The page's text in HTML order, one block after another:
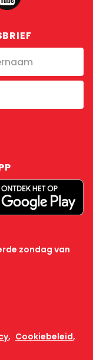
zondag van
Cookiebeleid